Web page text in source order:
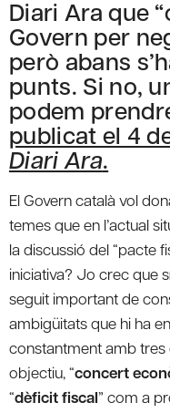
Diari Ara que
Govern per
però abans
punts. Si no,
podem
publicat el 4
Diari Ara.
El Govern català vol
temes que en l’actual
la discussió del “pacte
iniciativa? Jo crec que
seguit important de
ambigüitats que hi ha
constantment amb tres
objectiu, “concert
“dèficit fiscal” com a